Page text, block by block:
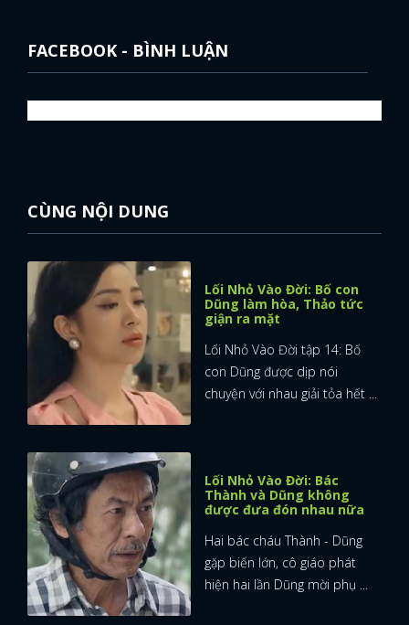
FACEBOOK - BÌNH LUẬN
CÙNG NỘI DUNG
Lối Nhỏ Vào Đời: Bố con
Dũng làm hòa, Thảo tức
giận ra mặt
Lối Nhỏ Vào Đời tập 14: Bố
con Dũng được dịp nói
chuyện với nhau giải tỏa hết ...
Lối Nhỏ Vào Đời: Bác
Thành và Dũng không
được đưa đón nhau nữa
Hai bác cháu Thành - Dũng
gặp biến lớn, cô giáo phát
hiện hai lần Dũng mời phụ ...